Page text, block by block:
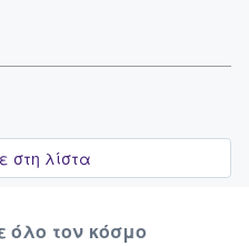
στη λίστα
όλο τον κόσμο